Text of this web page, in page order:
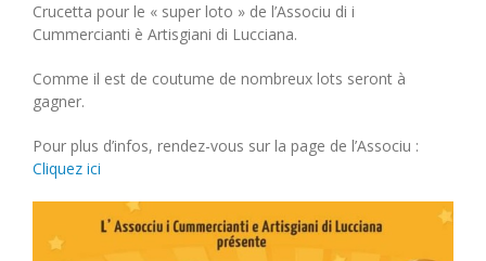
Crucetta pour le « super loto » de l’Associu di i
Cummercianti è Artisgiani di Lucciana.
Comme il est de coutume de nombreux lots seront à
gagner.
Pour plus d’infos, rendez-vous sur la page de l’Associu :
Cliquez ici